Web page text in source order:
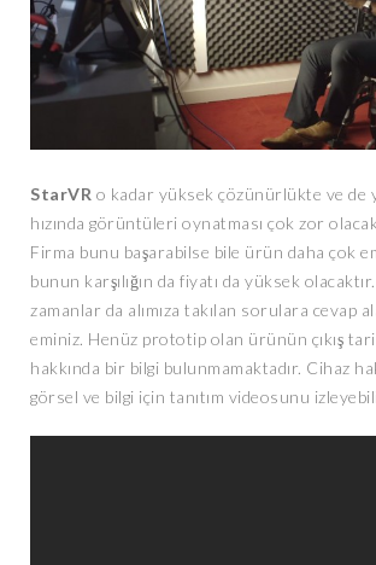
StarVR o kadar yüksek çözünürlükte ve de
hızında görüntüleri oynatması çok zor
Firma bunu başarabilse bile ürün daha çok
bunun karşılığın da fiyatı da yüksek
zamanlar da alımıza takılan sorulara cevap
eminiz. Henüz prototip olan ürünün çıkış
hakkında bir bilgi bulunmamaktadır. Cihaz
görsel ve bilgi için tanıtım videosunu